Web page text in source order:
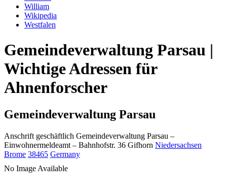
William
Wikipedia
Westfalen
Gemeindeverwaltung Parsau |
Wichtige Adressen für
Ahnenforscher
Gemeindeverwaltung Parsau
Anschrift geschäftlich Gemeindeverwaltung Parsau –
Einwohnermeldeamt – Bahnhofstr. 36 Gifhorn Niedersachsen
Brome 38465 Germany
No Image Available